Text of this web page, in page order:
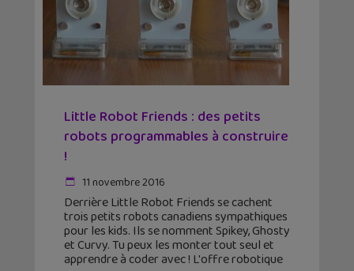
Little Robot Friends : des petits
robots programmables à construire
!
11 novembre 2016
Derrière Little Robot Friends se cachent
trois petits robots canadiens sympathiques
pour les kids. Ils se nomment Spikey, Ghosty
et Curvy. Tu peux les monter tout seul et
apprendre à coder avec ! L'offre robotique